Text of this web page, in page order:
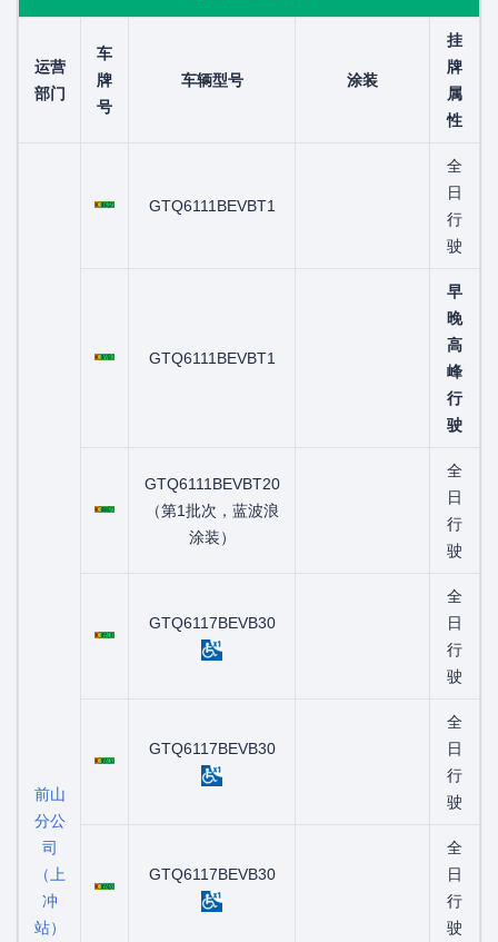
运营
部门
车
牌
号
车辆型号 涂装
挂
牌
属
性
前山
分公
司
（上
冲
站）
GTQ6111BEVBT1
全
日
行
驶
GTQ6111BEVBT1
早
晚
高
峰
行
驶
粤C08867D
GTQ6111BEVBT20
（第1批次，蓝波浪
涂装）
全
日
行
驶
粤C05510D
GTQ6117BEVB30
全
日
行
驶
粤C05515D
GTQ6117BEVB30
全
日
行
驶
粤C05565D
GTQ6117BEVB30
全
日
行
驶